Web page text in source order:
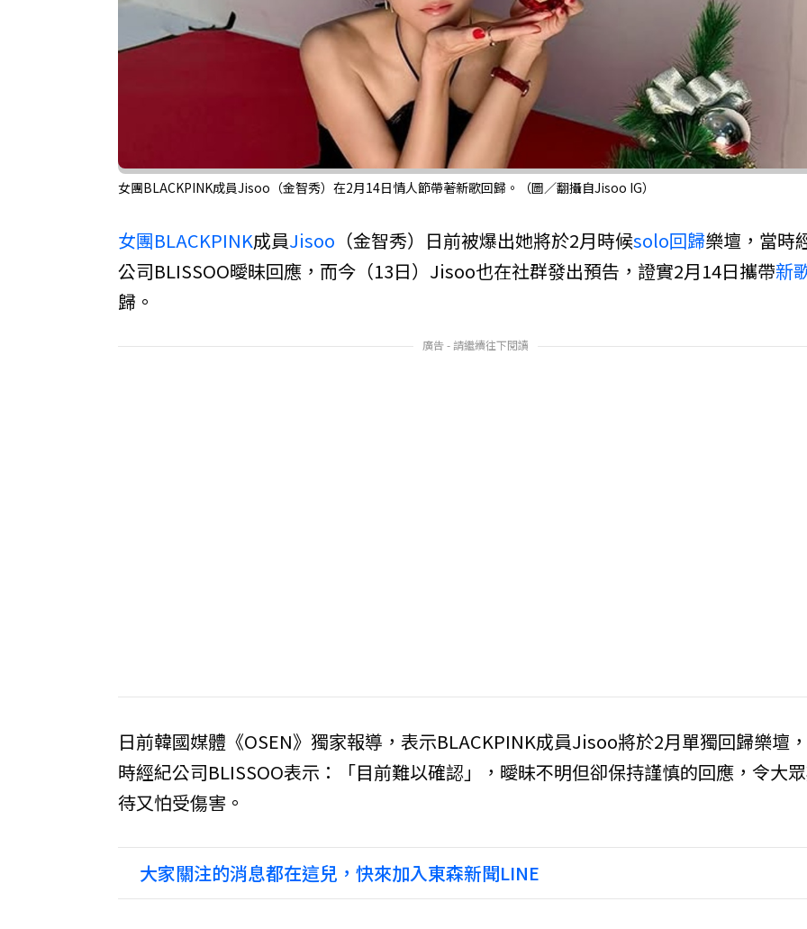
女團BLACKPINK成員Jisoo（金智秀）在2月14日情人節帶著新歌回歸。（圖／翻攝自Jisoo IG）
女團BLACKPINK成員Jisoo （金智秀）日前被爆出她將於2月時候solo回歸樂壇，當時
公司BLISSOO曖昧回應，而今（13日）Jisoo也在社群發出預告，證實2月14日攜帶新
歸。
廣告 - 請繼續往下閱讀
日前韓國媒體《OSEN》獨家報導，表示BLACKPINK成員Jisoo將於2月單獨回歸樂壇
時經紀公司BLISSOO表示：「目前難以確認」，曖昧不明但卻保持謹慎的回應，令大
待又怕受傷害。
大家關注的消息都在這兒，快來加入東森新聞LINE